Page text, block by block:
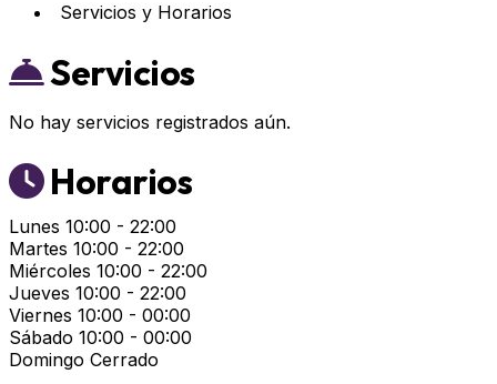
Servicios y Horarios
Servicios
No hay servicios registrados aún.
Horarios
Lunes 10:00 - 22:00
Martes 10:00 - 22:00
Miércoles 10:00 - 22:00
Jueves 10:00 - 22:00
Viernes 10:00 - 00:00
Sábado 10:00 - 00:00
Domingo Cerrado